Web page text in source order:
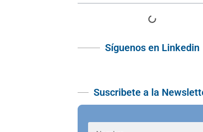
Síguenos en Linkedin
Suscribete a la